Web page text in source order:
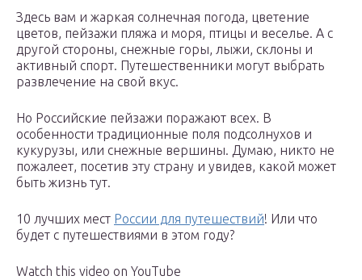
Здесь вам и жаркая солнечная погода, цветение
цветов, пейзажи пляжа и моря, птицы и веселье. А с
другой стороны, снежные горы, лыжи, склоны и
активный спорт. Путешественники могут выбрать
развлечение на свой вкус.
Но Российские пейзажи поражают всех. В
особенности традиционные поля подсолнухов и
кукурузы, или снежные вершины. Думаю, никто не
пожалеет, посетив эту страну и увидев, какой может
быть жизнь тут.
10 лучших мест России для путешествий! Или что
будет с путешествиями в этом году?
Watch this video on YouTube